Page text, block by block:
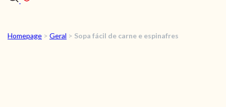
RECEITAS
Homepage > Geral > Sopa fácil de carne e espinafres